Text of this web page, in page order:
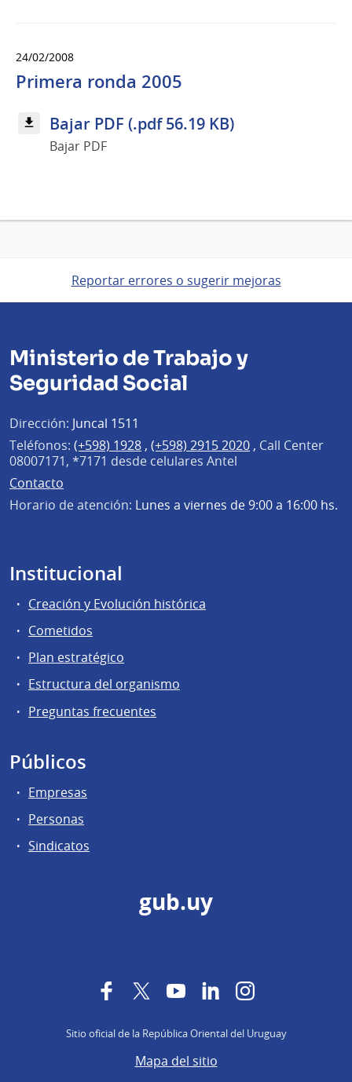
24/02/2008
Primera ronda 2005
Bajar PDF (.pdf 56.19 KB)
Bajar PDF
Reportar errores o sugerir mejoras
Ministerio de Trabajo y
Seguridad Social
Dirección: Juncal 1511
Teléfonos: (+598) 1928 , (+598) 2915 2020 , Call Center
08007171, *7171 desde celulares Antel
Contacto
Horario de atención: Lunes a viernes de 9:00 a 16:00 hs.
Institucional
Creación y Evolución histórica
Cometidos
Plan estratégico
Estructura del organismo
Preguntas frecuentes
Públicos
Empresas
Personas
Sindicatos
gub.uy
FacebookTwitterYouTubeLinkedInInstagram
Sitio oficial de la República Oriental del Uruguay
Mapa del sitio